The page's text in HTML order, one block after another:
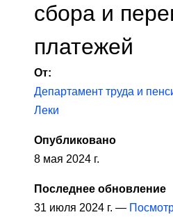
сбора и
платежей
От:
Департамент труда и
Леки
Опубликовано
8 мая 2024 г.
Последнее обновление
31 июля 2024 г. —